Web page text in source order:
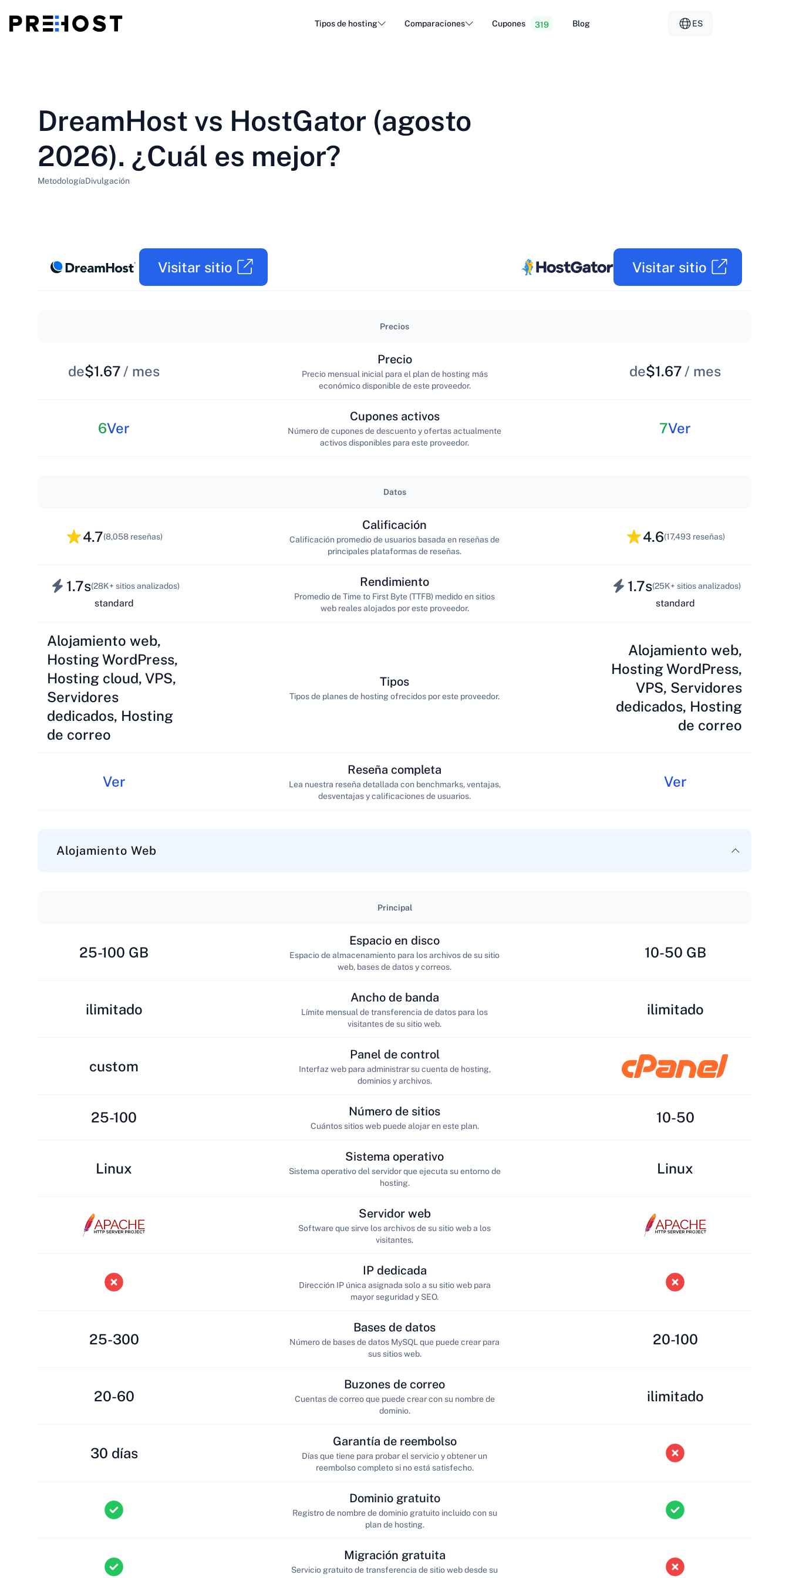
Tipos de hosting
Alojamiento de correo electrónico
Comparaciones Cupones 319 Blog ES
ES - Español
LT - Lietuvių LV - Latviešu
DreamHost vs HostGator (agosto
2026). ¿Cuál es mejor?
MetodologíaDivulgación
Visitar sitio Visitar sitio
Precios
de$1.67 / mes
Precio
Precio mensual inicial para el plan de hosting más
económico disponible de este proveedor.
de$1.67 / mes
6Ver
Cupones activos
Número de cupones de descuento y ofertas actualmente
activos disponibles para este proveedor.
7Ver
Datos
4.7(8,058 reseñas)
Calificación
Calificación promedio de usuarios basada en reseñas de
principales plataformas de reseñas.
4.6(17,493 reseñas)
1.7s(28K+ sitios analizados)
standard
Rendimiento
Promedio de Time to First Byte (TTFB) medido en sitios
web reales alojados por este proveedor.
1.7s(25K+ sitios analizados)
standard
Alojamiento web,
Hosting WordPress,
Hosting cloud, VPS,
Servidores
dedicados, Hosting
de correo
Tipos
Tipos de planes de hosting ofrecidos por este proveedor.
Alojamiento web,
Hosting WordPress,
VPS, Servidores
dedicados, Hosting
de correo
Ver
Reseña completa
Lea nuestra reseña detallada con benchmarks, ventajas,
desventajas y calificaciones de usuarios.
Ver
Alojamiento Web
Principal
25-100 GB
Espacio en disco
Espacio de almacenamiento para los archivos de su sitio
web, bases de datos y correos.
10-50 GB
ilimitado
Ancho de banda
Límite mensual de transferencia de datos para los
visitantes de su sitio web.
ilimitado
custom
Panel de control
Interfaz web para administrar su cuenta de hosting,
dominios y archivos.
25-100 Número de sitios
Cuántos sitios web puede alojar en este plan.
10-50
Linux
Sistema operativo
Sistema operativo del servidor que ejecuta su entorno de
hosting.
Linux
Servidor web
Software que sirve los archivos de su sitio web a los
visitantes.
IP dedicada
Dirección IP única asignada solo a su sitio web para
mayor seguridad y SEO.
25-300
Bases de datos
Número de bases de datos MySQL que puede crear para
sus sitios web.
20-100
20-60
Buzones de correo
Cuentas de correo que puede crear con su nombre de
dominio.
ilimitado
30 días
Garantía de reembolso
Días que tiene para probar el servicio y obtener un
reembolso completo si no está satisfecho.
Dominio gratuito
Registro de nombre de dominio gratuito incluido con su
plan de hosting.
Migración gratuita
Servicio gratuito de transferencia de sitio web desde su